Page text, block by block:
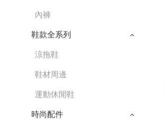
內褲
鞋款全系列
涼拖鞋
鞋材周邊
運動休閒鞋
時尚配件